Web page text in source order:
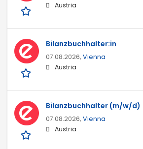
Austria
Bilanzbuchhalter:in
07.08.2026, Vienna
Austria
Bilanzbuchhalter (m/w/d)
07.08.2026, Vienna
Austria